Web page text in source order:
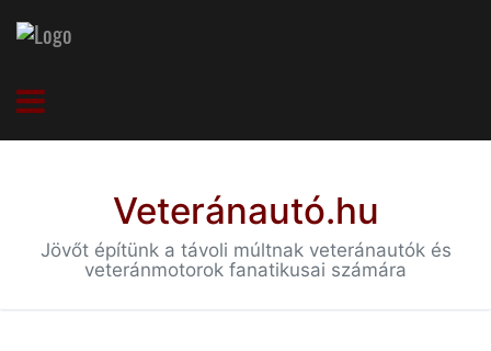
Veteránautó.hu
Jövőt építünk a távoli múltnak veteránautók és
veteránmotorok fanatikusai számára